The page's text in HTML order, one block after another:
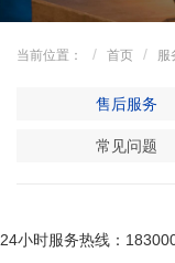
当前位置： 首页 服
售后服务
常见问题
24小时服务热线：